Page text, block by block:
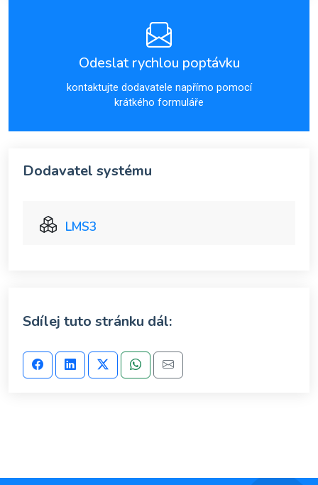
Odeslat rychlou poptávku
kontaktujte dodavatele napřímo pomocí
krátkého formuláře
Dodavatel systému
LMS3
Sdílej tuto stránku dál: